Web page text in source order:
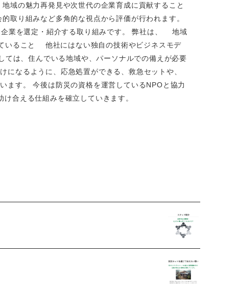
域の魅力再発見や次世代の企業育成に貢献すること
取り組みなど多角的な視点から評価が行われます。
企業を選定・紹介する取り組みです。 弊社は、 地域
いること 他社にはない独自の技術やビジネスモデ
ては、住んでいる地域や、パーソナルでの備えが必要
なるように、応急処置ができる、救急セットや、
ます。 今後は防災の資格を運営しているNPOと協力
合える仕組みを確立していきます。